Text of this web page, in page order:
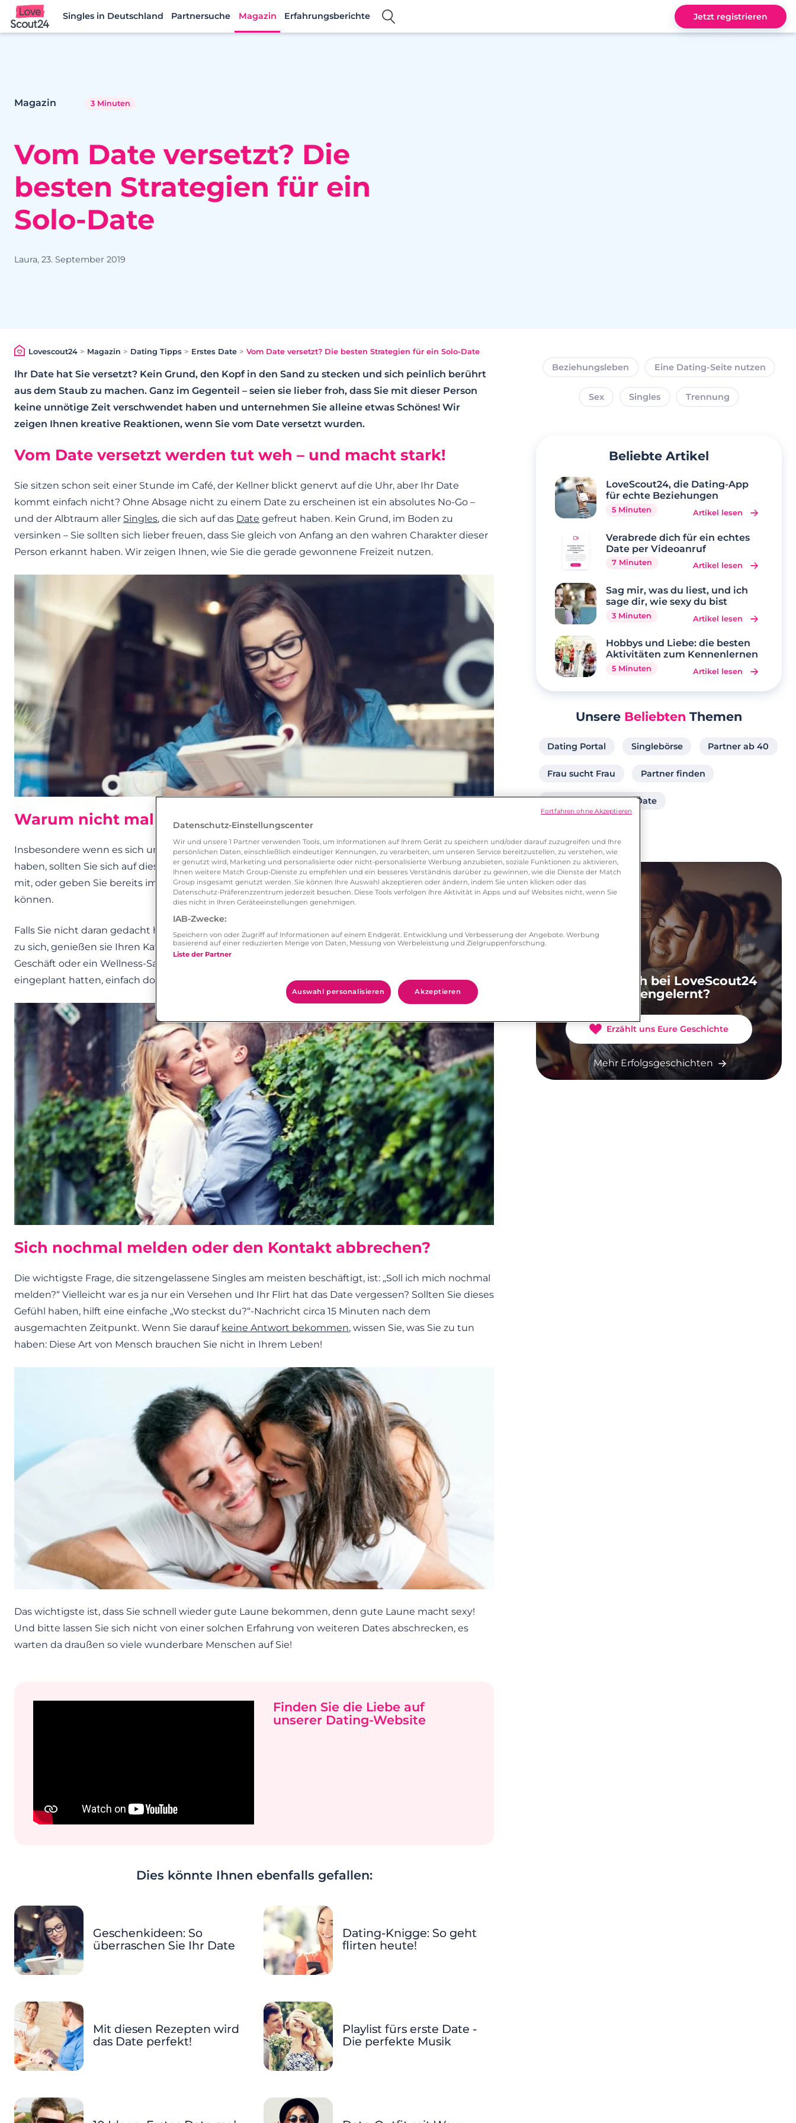
Lovescout24
Singles in Deutschland Partnersuche Magazin Erfahrungsberichte Jetzt registrieren
Magazin 3 Minuten
Vom Date versetzt? Die
besten Strategien für ein
Solo-Date
Laura, 23. September 2019
Lovescout24> Magazin > Dating Tipps > Erstes Date > Vom Date versetzt? Die besten Strategien für ein Solo-Date
Ihr Date hat Sie versetzt? Kein Grund, den Kopf in den Sand zu stecken und sich peinlich berührt
aus dem Staub zu machen. Ganz im Gegenteil – seien sie lieber froh, dass Sie mit dieser Person
keine unnötige Zeit verschwendet haben und unternehmen Sie alleine etwas Schönes! Wir
zeigen Ihnen kreative Reaktionen, wenn Sie vom Date versetzt wurden.
Vom Date versetzt werden tut weh – und macht stark!
Sie sitzen schon seit einer Stunde im Café, der Kellner blickt genervt auf die Uhr, aber Ihr Date
kommt einfach nicht? Ohne Absage nicht zu einem Date zu erscheinen ist ein absolutes No-Go –
und der Albtraum aller Singles, die sich auf das Date gefreut haben. Kein Grund, im Boden zu
versinken – Sie sollten sich lieber freuen, dass Sie gleich von Anfang an den wahren Charakter dieser
Person erkannt haben. Wir zeigen Ihnen, wie Sie die gerade gewonnene Freizeit nutzen.
Warum nicht mal alleine Kaffeetrinken?
Insbesondere wenn es sich um daserste Datehandelt und Sie von Anfang an ein ungutes Gefühl
haben, sollten Sie sich auf diese Situation vorbereiten: Nehmen Sie als Backup-Plan ein gutes Buch
mit, oder geben Sie bereits im Vorhinein einemFreundBescheid, mit dem Sie sich spontan treffen
können.
Falls Sie nicht daran gedacht haben, ist das auch kein Problem: Rufen Sie den Kellner selbstbewusst
zu sich, genießen sie Ihren Kaffee und machen Sie sich einen schönen Tag. Ist zufällig ein hübsches
Geschäft oder ein Wellness-Salon in der Nähe? Dann geben Sie doch das Geld, das Sie für das Date
eingeplant hatten, einfach dort aus!
Sich nochmal melden oder den Kontakt abbrechen?
Die wichtigste Frage, die sitzengelassene Singles am meisten beschäftigt, ist: „Soll ich mich nochmal
melden?“ Vielleicht war es ja nur ein Versehen und Ihr Flirt hat das Date vergessen? Sollten Sie dieses
Gefühl haben, hilft eine einfache „Wo steckst du?“-Nachricht circa 15 Minuten nach dem
ausgemachten Zeitpunkt. Wenn Sie darauf keine Antwort bekommen, wissen Sie, was Sie zu tun
haben: Diese Art von Mensch brauchen Sie nicht in Ihrem Leben!
Das wichtigste ist, dass Sie schnell wieder gute Laune bekommen, denn gute Laune macht sexy!
Und bitte lassen Sie sich nicht von einer solchen Erfahrung von weiteren Dates abschrecken, es
warten da draußen so viele wunderbare Menschen auf Sie!
Finden Sie die Liebe auf
unserer Dating-Website
Dies könnte Ihnen ebenfalls gefallen:
Geschenkideen: So
überraschen Sie Ihr Date
Dating-Knigge: So geht
flirten heute!
Mit diesen Rezepten wird
das Date perfekt!
Playlist fürs erste Date -
Die perfekte Musik
Beziehungsleben Eine Dating-Seite nutzen
Sex Singles Trennung
Beliebte Artikel
LoveScout24, die Dating-App
für echte Beziehungen
5 Minuten Artikel lesen
Verabrede dich für ein echtes
Date per Videoanruf
7 Minuten Artikel lesen
Sag mir, was du liest, und ich
sage dir, wie sexy du bist
3 Minuten Artikel lesen
Hobbys und Liebe: die besten
Aktivitäten zum Kennenlernen
5 Minuten Artikel lesen
Unsere Beliebten Themen
Dating Portal Singlebörse Partner ab 40
Frau sucht Frau Partner finden
Fragen beim ersten Date
Ihr habt Euch bei LoveScout24
kennengelernt?
Erzählt uns Eure Geschichte
Mehr Erfolgsgeschichten
Datenschutz-Einstellungscenter
Wir und unsere 1 Partner verwenden Tools, um Informationen auf Ihrem Gerät zu speichern und/oder darauf zuzugreifen und Ihre
persönlichen Daten, einschließlich eindeutiger Kennungen, zu verarbeiten, um unseren Service bereitzustellen, zu verstehen, wie
er genutzt wird, Marketing und personalisierte oder nicht-personalisierte Werbung anzubieten, soziale Funktionen zu aktivieren,
Ihnen weitere Match Group-Dienste zu empfehlen und ein besseres Verständnis darüber zu gewinnen, wie die Dienste der Match
Group insgesamt genutzt werden. Sie können Ihre Auswahl akzeptieren oder ändern, indem Sie unten klicken oder das
Datenschutz-Präferenzzentrum jederzeit besuchen. Diese Tools verfolgen Ihre Aktivität in Apps und auf Websites nicht, wenn Sie
dies nicht in Ihren Geräteeinstellungen genehmigen.
IAB-Zwecke:
Speichern von oder Zugriff auf Informationen auf einem Endgerät. Entwicklung und Verbesserung der Angebote. Werbung
basierend auf einer reduzierten Menge von Daten, Messung von Werbeleistung und Zielgruppenforschung.
Liste der Partner
Auswahl personalisieren Akzeptieren
Fortfahren ohne Akzeptieren